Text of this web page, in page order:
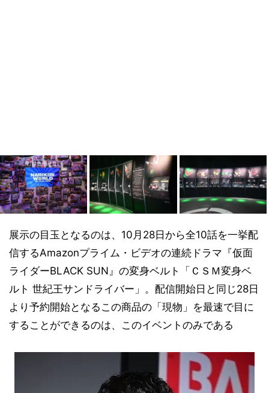
展示の目玉となるのは、10月28日から全10話を一挙配
信するAmazonプライム・ビデオの連続ドラマ『仮面
ライダーBLACK SUN』の変身ベルト「ＣＳＭ変身ベ
ルト 世紀王サンドライバー」。配信開始日と同じ28日
より予約開始となるこの商品の「現物」を最速で目に
することができるのは、このイベントのみである